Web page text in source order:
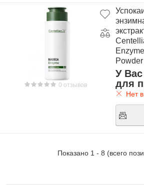
0 отзывов
Powder
У Вас
для
Нет
Показано 1 - 8 (всего